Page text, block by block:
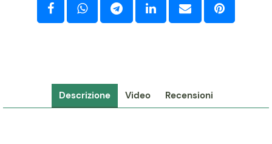
Descrizione Video Recensioni